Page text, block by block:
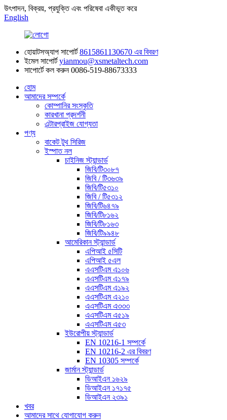
উৎপাদন, বিক্রয়, প্রযুক্তি এবং পরিষেবা একীভূত করে
English
হোয়াটসঅ্যাপ সাপোর্ট 8615861130670 এর বিবরণ
ইমেল সাপোর্ট yianmou@xsmetaltech.com
সাপোর্টে কল করুন 0086-519-88673333
হোম
আমাদের সম্পর্কে
কোম্পানির সংস্কৃতি
কারখানা প্রদর্শনী
এন্টারপ্রাইজ যোগ্যতা
পণ্য
বাকেট টুথ সিরিজ
ইস্পাত নল
চাইনিজ স্ট্যান্ডার্ড
জিবি/টি৩০৮৭
জিবি / টি৩৬৩৯
জিবি/টি৫৩১০
জিবি / টি৫৩১২
জিবি/টি৬৪৭৯
জিবি/টি৮১৬২
জিবি/টি৮১৬৩
জিবি/টি৯৯৪৮
আমেরিকান স্ট্যান্ডার্ড
এপিআই ৫সিটি
এপিআই ৫এল
এএসটিএম এ১০৬
এএসটিএম এ১৭৯
এএসটিএম এ১৯২
এএসটিএম এ২১০
এএসটিএম এ৩৩৩
এএসটিএম এ৫১৯
এএসটিএম এ৫৩
ইউরোপীয় স্ট্যান্ডার্ড
EN 10216-1 সম্পর্কে
EN 10216-2 এর বিবরণ
EN 10305 সম্পর্কে
জার্মান স্ট্যান্ডার্ড
ডিআইএন ১৬২৯
ডিআইএন ১৭১৭৫
ডিআইএন ২৩৯১
খবর
আমাদের সাথে যোগাযোগ করুন